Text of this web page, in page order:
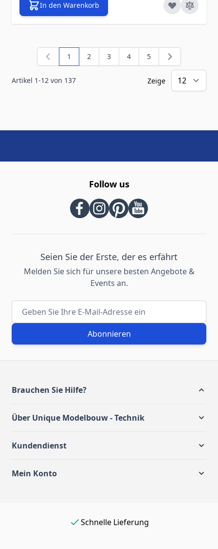
In den Warenkorb
Artikel 1-12 von 137
Sie lesen gerade die Seite
1 Seite
2 Seite
3 Seite
4 Seite
5
Zeige
Follow us
Seien Sie der Erste, der es erfährt
Melden Sie sich für unsere besten Angebote &
Events an.
E-Mail-Adresse
Abonnieren
Brauchen Sie Hilfe?
Über Unique Modelbouw - Technik
Kundendienst
Mein Konto
Einfach online bezahlen